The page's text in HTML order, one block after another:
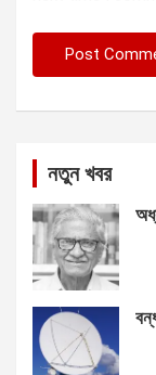
নতুন খবর